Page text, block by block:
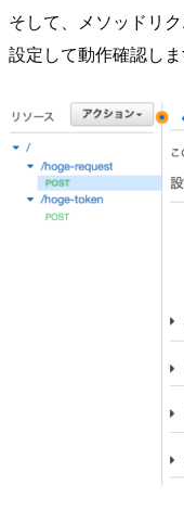
そして、メソッドリ
設定して動作確認しま